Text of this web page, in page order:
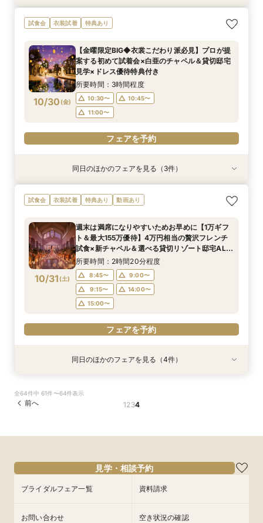
10/29(木)
【緑に囲まれたガーデン挙式希望のお二人へ】2
名～80名までOK
10:30〜
10:40〜
11:00〜
フェアを予約
10/29(木)
【料理重視の方必見】4万円フレンチ試食＆ス
イーツ付きフェア
10:30〜
10:45〜
11:00〜
フェアを予約
試食会 衣装試着 特典あり
10/30 (金)
【金曜限定BIG◆衣裳こだわり派必見】プロが提
案する初めて試着会×白亜のチャペル＆貸切邸宅
見学×ドレス優待特典付き
所要時間：3時間程度
10:30〜
10:45〜
11:00〜
フェアを予約
衣装試着 特典あり
10/30(金)
【水曜限定SPフェア】全館見学＆4万試食＆最大
160万特典付フェア『至極の試食』国産牛フィレ
をゆったり見学できて安心♪
所要時間：3時間程度
10:30〜
10:45〜
11:00〜
フェアを予約
衣装試着 特典あり
10/30(金)
【緑に囲まれたガーデン挙式希望のお二人へ】2
名～80名までOK
10:30〜
10:40〜
11:00〜
フェアを予約
衣装試着
10/30(金)
【初めての見学もオススメ】全館見学＆見積もり
相談＆絶品試食付
10:30〜
10:45〜
11:00〜
11:15〜
フェアを予約
同日のほかのフェアを見る（3件）
試食会 衣装試着 特典あり 動画あり
10/31 (土)
週末は満席になりやすいためお早めに【1万ギフ
ト＆最大155万優待】4万円相当の贅沢フレンチ
試食×新チャペル＆選べる貸切リゾート邸宅ALL
体験BIGフェア
所要時間：2時間20分程度
8:45〜
9:00〜
9:15〜
14:00〜
15:00〜
フェアを予約
衣装試着 特典あり
10/31
ズスペース付
フェアを予約
衣装試着 特典あり
10/31
白亜のチャペルなど全館見学×4万円相当の絶品
試食×安心の見積もり相談ができる平日限定BIG
8:45〜
9:00〜
15:00〜
フェアを予約
衣装試着 特典あり
10/31
もてなし！豪華国産牛試食×貸切邸宅での演出体
9:00〜
9:15〜
フェアを予約
衣装試着 特典あり
10/31
験＆4万相当の試食+最大155万円の豪華特典付
同日のほかのフェアを見る（4件）
全64件中 61件〜64件表示
前へ 1234
見学・相談予約
ブライダルフェア一覧 資料請求
お問い合わせ 空き状況の確認